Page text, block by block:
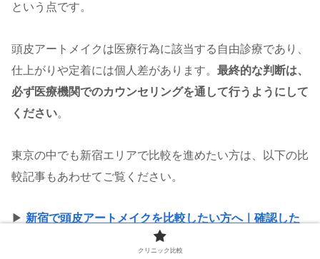
という点です。
頭皮アートメイクは医療行為に該当する自由診療であり、
仕上がりや定着には個人差があります。 最終的な判断は、
必ず医療機関でのカウンセリングを通して行うようにして
ください。
東京の中でも新宿エリアで比較を進めたい方は、以下の比
較記事もあわせてご覧ください。
▶ 新宿で頭皮アートメイクを比較したい方へ｜確認した
クリニック比較